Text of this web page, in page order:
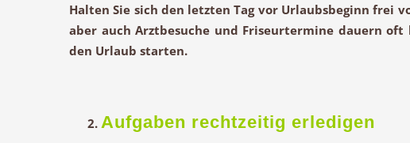
Halten Sie sich den letzten Tag vor Urlaubsbeginn frei
aber auch Arztbesuche und Friseurtermine dauern
den Urlaub starten.
Aufgaben rechtzeitig erledigen